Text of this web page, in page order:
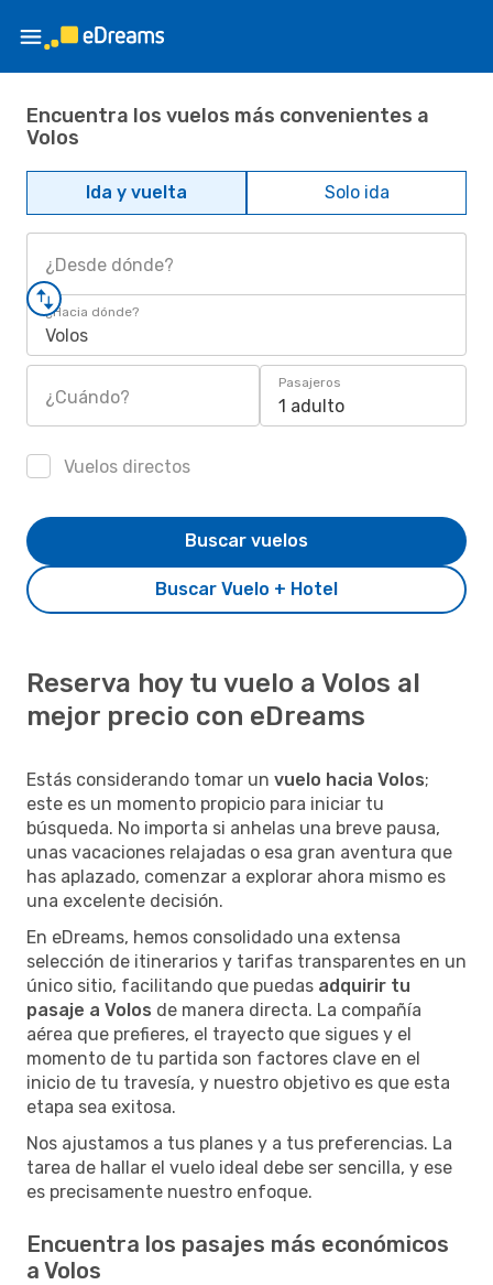
Encuentra los vuelos más convenientes a
Volos
Ida y vuelta Solo ida
¿Desde dónde?
¿Hacia dónde?
Volos
¿Cuándo?
Pasajeros
1 adulto
Vuelos directos
Buscar Vuelo + Hotel
Buscar vuelos
Reserva hoy tu vuelo a Volos al
mejor precio con eDreams
Estás considerando tomar un vuelo hacia Volos;
este es un momento propicio para iniciar tu
búsqueda. No importa si anhelas una breve pausa,
unas vacaciones relajadas o esa gran aventura que
has aplazado, comenzar a explorar ahora mismo es
una excelente decisión.
En eDreams, hemos consolidado una extensa
selección de itinerarios y tarifas transparentes en un
único sitio, facilitando que puedas adquirir tu
pasaje a Volos de manera directa. La compañía
aérea que prefieres, el trayecto que sigues y el
momento de tu partida son factores clave en el
inicio de tu travesía, y nuestro objetivo es que esta
etapa sea exitosa.
Nos ajustamos a tus planes y a tus preferencias. La
tarea de hallar el vuelo ideal debe ser sencilla, y ese
es precisamente nuestro enfoque.
Encuentra los pasajes más económicos
a Volos